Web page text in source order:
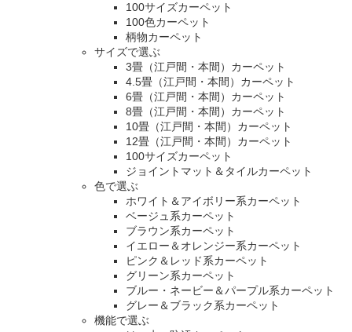
100サイズカーペット
100色カーペット
柄物カーペット
サイズで選ぶ
3畳（江戸間・本間）カーペット
4.5畳（江戸間・本間）カーペット
6畳（江戸間・本間）カーペット
8畳（江戸間・本間）カーペット
10畳（江戸間・本間）カーペット
12畳（江戸間・本間）カーペット
100サイズカーペット
ジョイントマット＆タイルカーペット
色で選ぶ
ホワイト＆アイボリー系カーペット
ベージュ系カーペット
ブラウン系カーペット
イエロー＆オレンジー系カーペット
ピンク＆レッド系カーペット
グリーン系カーペット
ブルー・ネービー＆パープル系カーペット
グレー＆ブラック系カーペット
機能で選ぶ